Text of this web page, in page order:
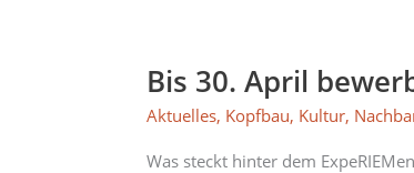
Bis 30. April
Aktuelles, Kopfbau, Kultur,
Was steckt hinter dem
April
bewerben
das